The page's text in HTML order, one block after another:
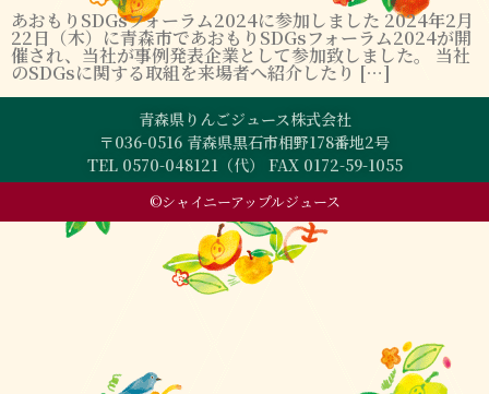
あおもりSDGsフォーラム2024に参加しました 2024年2月
22日（木）に青森市であおもりSDGsフォーラム2024が開
催され、当社が事例発表企業として参加致しました。 当社
のSDGsに関する取組を来場者へ紹介したり […]
青森県りんごジュース株式会社
〒036-0516 青森県黒石市相野178番地2号
TEL 0570-048121（代） FAX 0172-59-1055
©シャイニーアップルジュース